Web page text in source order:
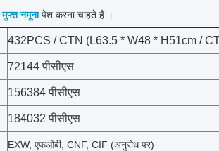
मुफ्त नमूना पेश करना चाहते हैं ।
432PCS / CTN (L63.5 * W48 * H51cm /
72144 पीसीएस
156384 पीसीएस
184032 पीसीएस
EXW, एफओबी, CNF, CIF (अनुरोध पर)